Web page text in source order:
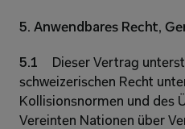
5. Anwendbares Recht,
5.1
Dieser Vertrag
schweizerischen Recht
Kollisionsnormen und des
Vereinten Nationen über